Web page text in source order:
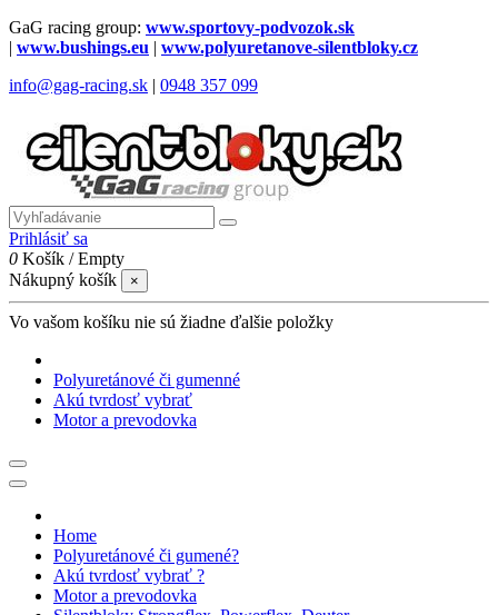
GaG racing group: www.sportovy-podvozok.sk
| www.bushings.eu | www.polyuretanove-silentbloky.cz
info@gag-racing.sk | 0948 357 099
Prihlásiť sa
0 Košík /Empty
Nákupný košík
×
Vo vašom košíku nie sú žiadne ďalšie položky
Polyuretánové či gumenné
Akú tvrdosť vybrať
Motor a prevodovka
Home
Polyuretánové či gumené?
Akú tvrdosť vybrať ?
Motor a prevodovka